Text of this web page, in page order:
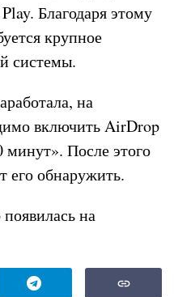
Благодаря этому
крупное
системы.
на
включить AirDrop
После этого
обнаружить.
на